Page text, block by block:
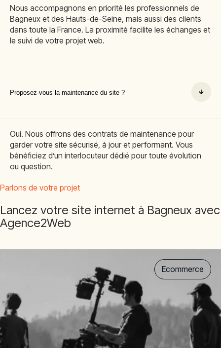
Nous accompagnons en priorité les professionnels de
Bagneux et des Hauts-de-Seine, mais aussi des clients
dans toute la France. La proximité facilite les échanges et
le suivi de votre projet web.
Proposez-vous la maintenance du site ?
Oui. Nous offrons des contrats de maintenance pour
garder votre site sécurisé, à jour et performant. Vous
bénéficiez d’un interlocuteur dédié pour toute évolution
ou question.
Parlons de votre projet
Lancez votre site internet à Bagneux avec
Agence2Web
Ecommerce